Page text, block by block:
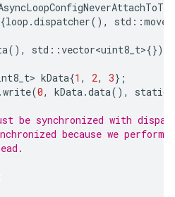
{loop .dispatcher(), std ::move
(), std ::vector<uint8_t>{});
kData{1 , 2, 3};
.write(0, kData.data(),
be synchronized with
because we